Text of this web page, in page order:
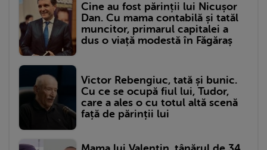
Cine au fost părinții lui Nicușor
Dan. Cu mama contabilă și tatăl
muncitor, primarul capitalei a
dus o viață modestă în Făgăraș
Victor Rebengiuc, tată și bunic.
Cu ce se ocupă fiul lui, Tudor,
care a ales o cu totul altă scenă
față de părinții lui